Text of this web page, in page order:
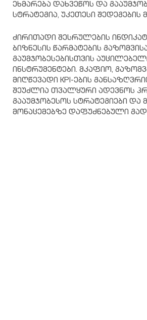
ეხმარება დახვეწოს და
სტრატეგია, უკეთესი შედეგების
ძირითადი შესრულების
ბიზნესის წარმატების
გაუმჯობესებისთვის
ინსტრუმენტები. მკაფიო,
მიღწევადი KPI-ების
შეუძლია თვალყური ადევნოს
გააუმჯობესოს სტრატეგიები და
მონაცემებზე დაფუძნებული